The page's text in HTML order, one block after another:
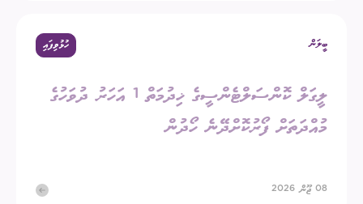
ބީލަން ހުޅުވިފައި
ލީގަލް ކޮންސަލްޓެންސީގެ ޚިދުމަތް 1 އަހަރު ދުވަހުގެ
މުއްދަތަށް ފޯރުކޮށްދޭނެ ހޯދުން
08 ޖޫން 2026